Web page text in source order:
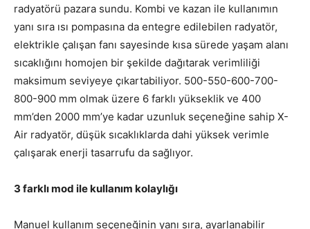
radyatörü pazara sundu. Kombi ve kazan ile kullanımın
yanı sıra ısı pompasına da entegre edilebilen radyatör,
elektrikle çalışan fanı sayesinde kısa sürede yaşam alanı
sıcaklığını homojen bir şekilde dağıtarak verimliliği
maksimum seviyeye çıkartabiliyor. 500-550-600-700-
800-900 mm olmak üzere 6 farklı yükseklik ve 400
mm’den 2000 mm’ye kadar uzunluk seçeneğine sahip X-
Air radyatör, düşük sıcaklıklarda dahi yüksek verimle
çalışarak enerji tasarrufu da sağlıyor.
3 farklı mod ile kullanım kolaylığı
Manuel kullanım seçeneğinin yanı sıra, ayarlanabilir